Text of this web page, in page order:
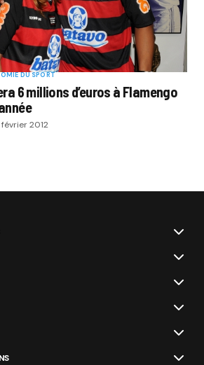
DU SPORT
6 millions d’euros à Flamengo
février 2012